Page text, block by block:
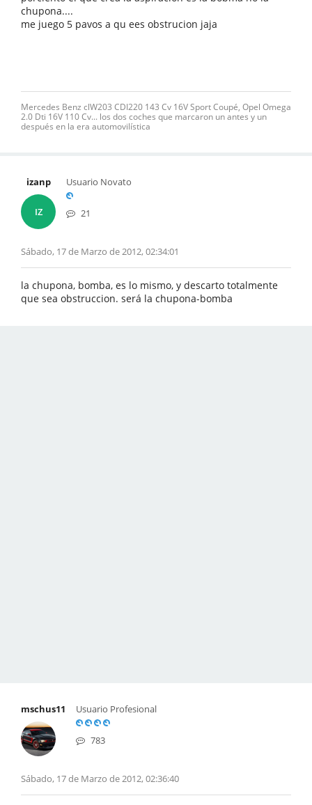
chupona....
me juego 5 pavos a qu ees obstrucion jaja
Mercedes Benz clW203 CDI220 143 Cv 16V Sport Coupé, Opel Omega
2.0 Dti 16V 110 Cv... los dos coches que marcaron un antes y un
después en la era automovilística
izanp
IZ
Usuario Novato
21
Sábado, 17 de Marzo de 2012, 02:34:01
la chupona, bomba, es lo mismo, y descarto totalmente
que sea obstruccion. será la chupona-bomba
mschus11 Usuario Profesional
783
Sábado, 17 de Marzo de 2012, 02:36:40